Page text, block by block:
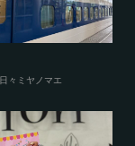
日々ミヤノマエ